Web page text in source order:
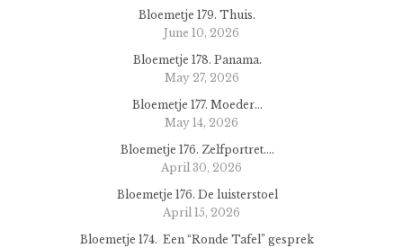
Bloemetje 179. Thuis.
June 10, 2026
Bloemetje 178. Panama.
May 27, 2026
Bloemetje 177. Moeder…
May 14, 2026
Bloemetje 176. Zelfportret….
April 30, 2026
Bloemetje 176. De luisterstoel
April 15, 2026
Bloemetje 174. Een “Ronde Tafel” gesprek